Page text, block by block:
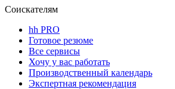
Соискателям
hh PRO
Готовое резюме
Все сервисы
Хочу у вас работать
Производственный календарь
Экспертная рекомендация